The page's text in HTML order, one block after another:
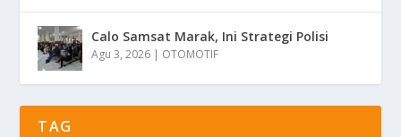
Calo Samsat Marak, Ini Strategi Polisi
Agu 3, 2026 | OTOMOTIF
TAG